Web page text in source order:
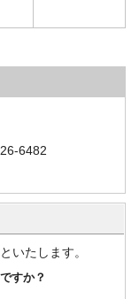
6482
いたします。
すか？